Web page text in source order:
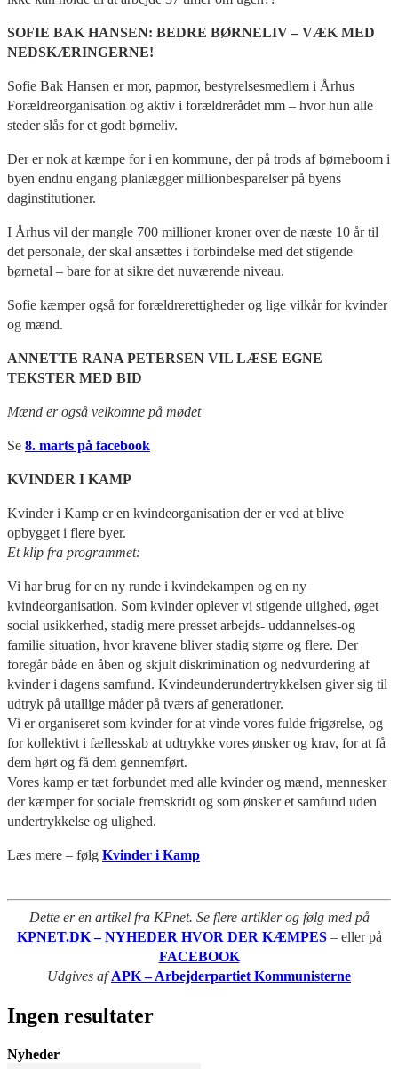
SOFIE BAK HANSEN: BEDRE BØRNELIV – VÆK MED
NEDSKÆRINGERNE!
Sofie Bak Hansen er mor, papmor, bestyrelsesmedlem i Århus
Forældreorganisation og aktiv i forældrerådet mm – hvor hun alle
steder slås for et godt børneliv.
Der er nok at kæmpe for i en kommune, der på trods af børneboom i
byen endnu engang planlægger millionbesparelser på byens
daginstitutioner.
I Århus vil der mangle 700 millioner kroner over de næste 10 år til
det personale, der skal ansættes i forbindelse med det stigende
børnetal – bare for at sikre det nuværende niveau.
Sofie kæmper også for forældrerettigheder og lige vilkår for kvinder
og mænd.
ANNETTE RANA PETERSEN VIL LÆSE EGNE
TEKSTER MED BID
Mænd er også velkomne på mødet
Se 8. marts på facebook
KVINDER I KAMP
Kvinder i Kamp er en kvindeorganisation der er ved at blive
opbygget i flere byer.
Et klip fra programmet:
Vi har brug for en ny runde i kvindekampen og en ny
kvindeorganisation. Som kvinder oplever vi stigende ulighed, øget
social usikkerhed, stadig mere presset arbejds- uddannelses-og
familie situation, hvor kravene bliver stadig større og flere. Der
foregår både en åben og skjult diskrimination og nedvurdering af
kvinder i dagens samfund. Kvindeunderundertrykkelsen giver sig til
udtryk på utallige måder på tværs af generationer.
Vi er organiseret som kvinder for at vinde vores fulde frigørelse, og
for kollektivt i fællesskab at udtrykke vores ønsker og krav, for at få
dem hørt og få dem gennemført.
Vores kamp er tæt forbundet med alle kvinder og mænd, mennesker
der kæmper for sociale fremskridt og som ønsker et samfund uden
undertrykkelse og ulighed.
Læs mere – følg Kvinder i Kamp
Dette er en artikel fra KPnet. Se flere artikler og følg med på
KPNET.DK – NYHEDER HVOR DER KÆMPES – eller på
FACEBOOK
Udgives afAPK – Arbejderpartiet Kommunisterne
Ingen resultater
Nyheder